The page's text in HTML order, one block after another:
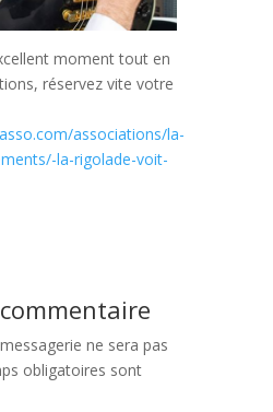
moment tout en
réservez vite votre
associations/la-
la-rigolade-voit-
ne sera pas
obligatoires sont